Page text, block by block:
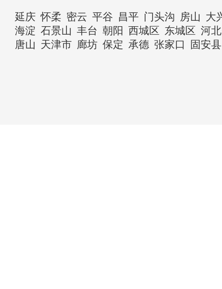
延庆 怀柔 密云 平谷 昌平 门头沟 房山 大
海淀 石景山 丰台 朝阳 西城区 东城区 河
唐山 天津市 廊坊 保定 承德 张家口 固安县